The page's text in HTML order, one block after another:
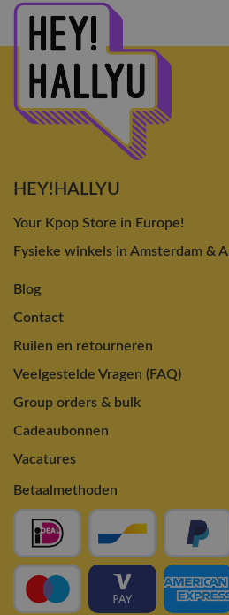
HEY!HALLYU
Your Kpop Store in Europe!
Fysieke winkels in Amsterdam &
Blog
Contact
Ruilen en retourneren
Veelgestelde Vragen (FAQ)
Group orders & bulk
Cadeaubonnen
Vacatures
Betaalmethoden